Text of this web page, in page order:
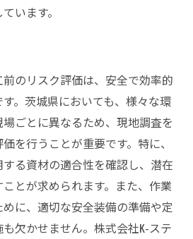
います。
のリスク評価は、安全で効率的
。茨城県においても、様々な環
ごとに異なるため、現地調査を
を行うことが重要です。特に、
る資材の適合性を確認し、潜在
とが求められます。また、作業
に、適切な安全装備の準備や定
欠かせません。株式会社K-ステ